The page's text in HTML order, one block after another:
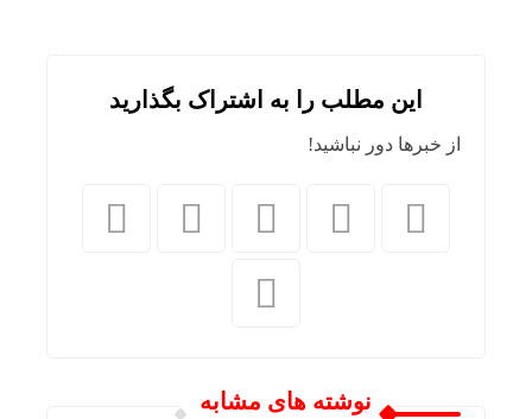
این مطلب را به اشتراک بگذارید
از خبرها دور نباشید!
نوشته های مشابه